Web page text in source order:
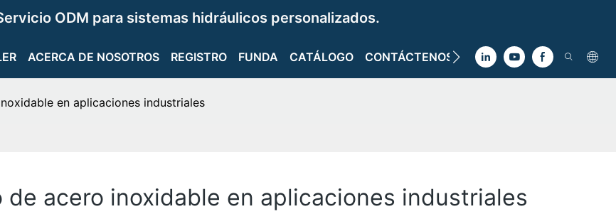
ODM para sistemas hidráulicos personalizados.
ACERCA DE NOSOTROS REGISTRO FUNDA CATÁLOGO CONTÁCTENOS
en aplicaciones industriales
acero inoxidable en aplicaciones industriales